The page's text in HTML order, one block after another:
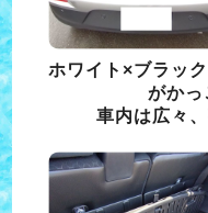
ホワイト×ブラッ
がかっ
車内は広々